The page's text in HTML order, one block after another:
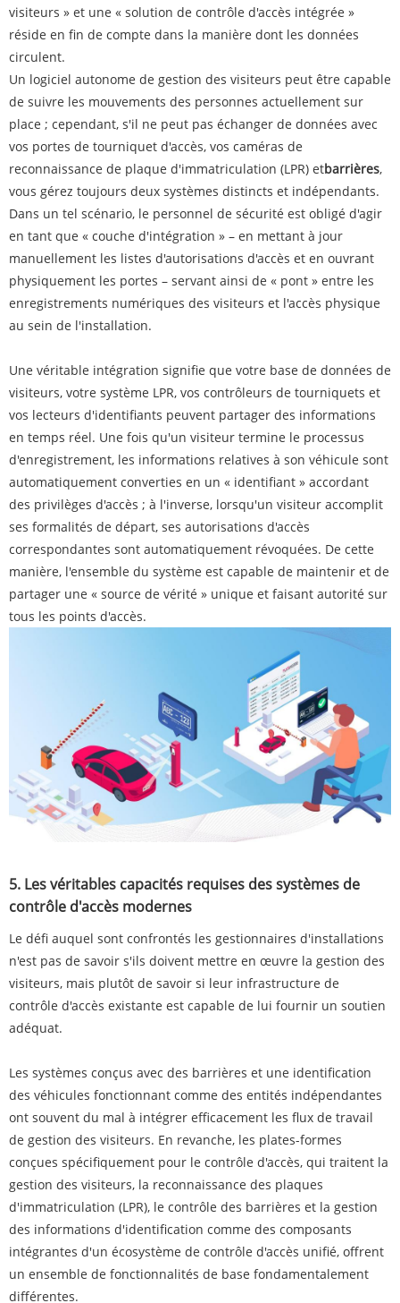
visiteurs » et une « solution de contrôle d'accès intégrée »
réside en fin de compte dans la manière dont les données
circulent.
Un logiciel autonome de gestion des visiteurs peut être capable
de suivre les mouvements des personnes actuellement sur
place ; cependant, s'il ne peut pas échanger de données avec
vos portes de tourniquet d'accès, vos caméras de
reconnaissance de plaque d'immatriculation (LPR) etbarrières,
vous gérez toujours deux systèmes distincts et indépendants.
Dans un tel scénario, le personnel de sécurité est obligé d'agir
en tant que « couche d'intégration » – en mettant à jour
manuellement les listes d'autorisations d'accès et en ouvrant
physiquement les portes – servant ainsi de « pont » entre les
enregistrements numériques des visiteurs et l'accès physique
au sein de l'installation.
Une véritable intégration signifie que votre base de données de
visiteurs, votre système LPR, vos contrôleurs de tourniquets et
vos lecteurs d'identifiants peuvent partager des informations
en temps réel. Une fois qu'un visiteur termine le processus
d'enregistrement, les informations relatives à son véhicule sont
automatiquement converties en un « identifiant » accordant
des privilèges d'accès ; à l'inverse, lorsqu'un visiteur accomplit
ses formalités de départ, ses autorisations d'accès
correspondantes sont automatiquement révoquées. De cette
manière, l'ensemble du système est capable de maintenir et de
partager une « source de vérité » unique et faisant autorité sur
tous les points d'accès.
5. Les véritables capacités requises des systèmes de
contrôle d'accès modernes
Le défi auquel sont confrontés les gestionnaires d'installations
n'est pas de savoir s'ils doivent mettre en œuvre la gestion des
visiteurs, mais plutôt de savoir si leur infrastructure de
contrôle d'accès existante est capable de lui fournir un soutien
adéquat.
Les systèmes conçus avec des barrières et une identification
des véhicules fonctionnant comme des entités indépendantes
ont souvent du mal à intégrer efficacement les flux de travail
de gestion des visiteurs. En revanche, les plates-formes
conçues spécifiquement pour le contrôle d'accès, qui traitent la
gestion des visiteurs, la reconnaissance des plaques
d'immatriculation (LPR), le contrôle des barrières et la gestion
des informations d'identification comme des composants
intégrantes d'un écosystème de contrôle d'accès unifié, offrent
un ensemble de fonctionnalités de base fondamentalement
différentes.